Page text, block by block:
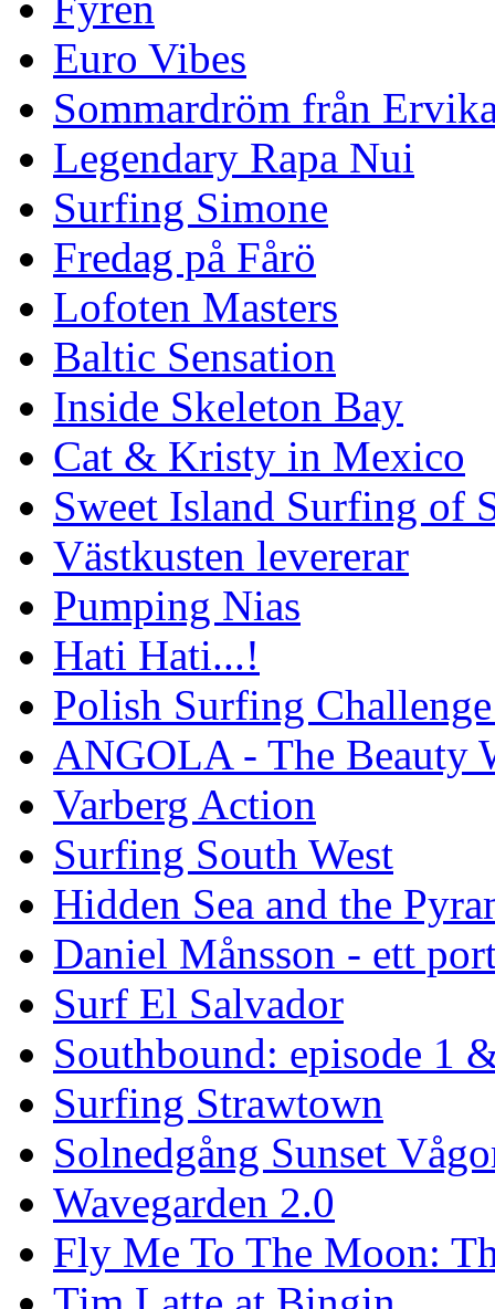
Euro Vibes
Sommardröm från
Legendary Rapa Nui
Surfing Simone
Fredag på Fårö
Lofoten Masters
Baltic Sensation
Inside Skeleton Bay
Cat & Kristy in Mexico
Sweet Island Surfing of
Västkusten levererar
Pumping Nias
Hati Hati...!
Polish Surfing
ANGOLA - The Beauty
Varberg Action
Surfing South West
Hidden Sea and the
Daniel Månsson - ett
Surf El Salvador
Southbound: episode 1
Surfing Strawtown
Solnedgång Sunset
Wavegarden 2.0
Fly Me To The Moon: